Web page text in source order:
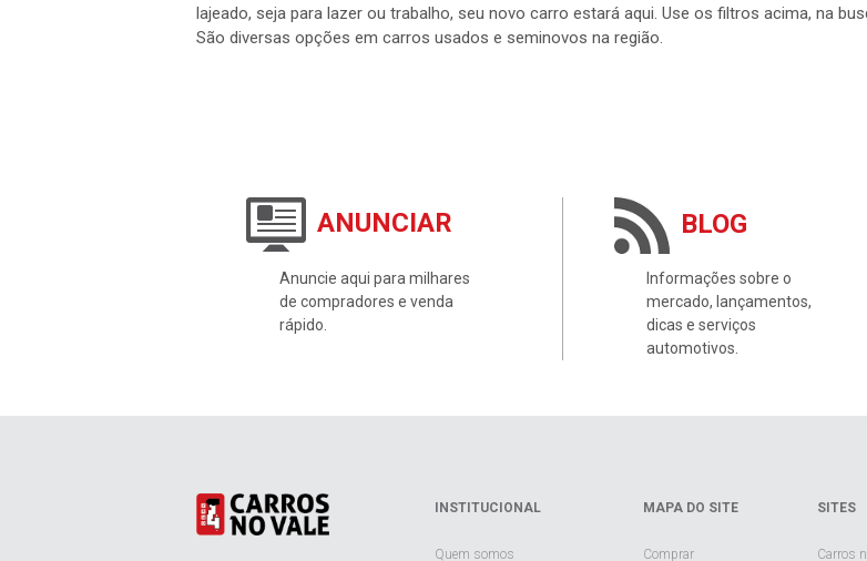
lajeado, seja para lazer ou trabalho, seu novo carro estará aqui. Use os filtros acima, na
São diversas opções em carros usados e seminovos na região.
ANUNCIAR
Anuncie aqui para milhares
de compradores e venda
rápido.
BLOG
Informações sobre o
mercado, lançamentos,
dicas e serviços
automotivos.
INSTITUCIONAL
Quem somos
MAPA DO SITE
Comprar
SITES
Carros